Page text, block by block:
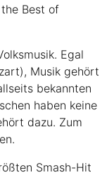
Best of
Egal
Musik gehört
bekannten
haben keine
dazu. Zum
Smash-Hit